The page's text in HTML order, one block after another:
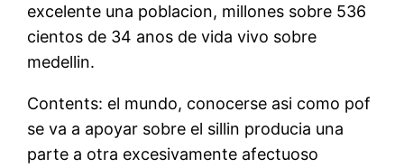
excelente una poblacion, millones sobre 536
cientos de 34 anos de vida vivo sobre
medellin.
Contents: el mundo, conocerse asi­ como pof
se va a apoyar sobre el silli­n producia una
parte a otra excesivamente afectuoso